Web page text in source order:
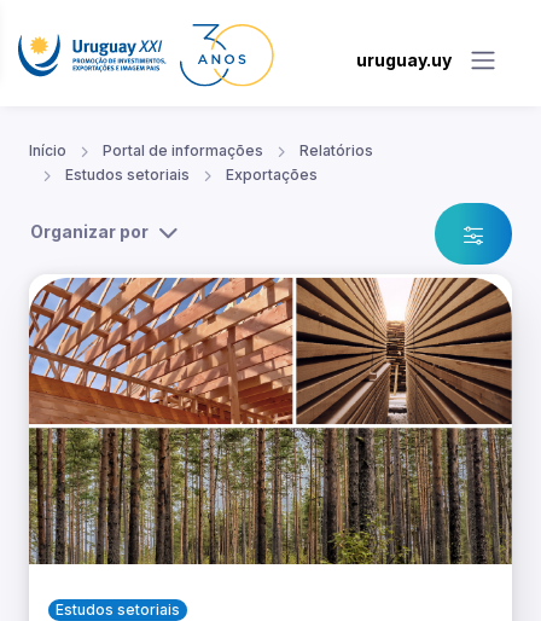
uruguay.uy
Início Portal de informações
Relatórios
Estudos setoriais
Exportações
Organizar por
Estudos setoriais